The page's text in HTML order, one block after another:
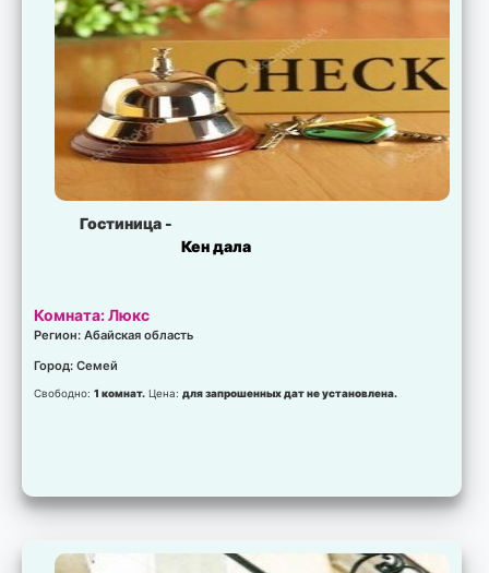
Гостиница -
Кен дала
Комната: Люкс
Регион: Абайская область
Город: Семей
Свободно:1 комнат. Цена:для запрошенных дат не установлена.